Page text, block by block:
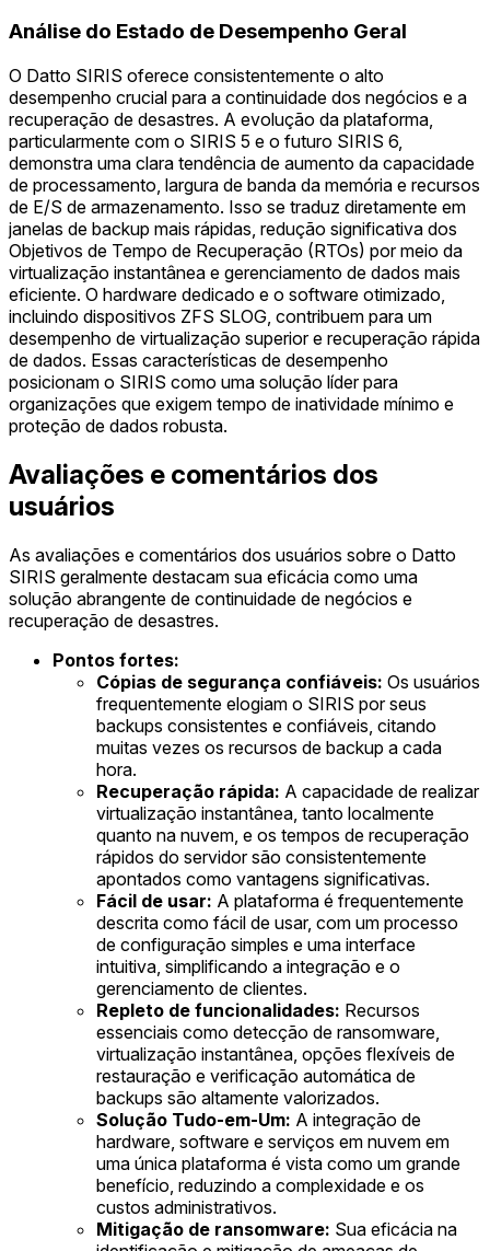
Análise do Estado de Desempenho Geral
O Datto SIRIS oferece consistentemente o alto
desempenho crucial para a continuidade dos negócios e a
recuperação de desastres. A evolução da plataforma,
particularmente com o SIRIS 5 e o futuro SIRIS 6,
demonstra uma clara tendência de aumento da capacidade
de processamento, largura de banda da memória e recursos
de E/S de armazenamento. Isso se traduz diretamente em
janelas de backup mais rápidas, redução significativa dos
Objetivos de Tempo de Recuperação (RTOs) por meio da
virtualização instantânea e gerenciamento de dados mais
eficiente. O hardware dedicado e o software otimizado,
incluindo dispositivos ZFS SLOG, contribuem para um
desempenho de virtualização superior e recuperação rápida
de dados. Essas características de desempenho
posicionam o SIRIS como uma solução líder para
organizações que exigem tempo de inatividade mínimo e
proteção de dados robusta.
Avaliações e comentários dos
usuários
As avaliações e comentários dos usuários sobre o Datto
SIRIS geralmente destacam sua eficácia como uma
solução abrangente de continuidade de negócios e
recuperação de desastres.
Pontos fortes:
Cópias de segurança confiáveis: Os usuários
frequentemente elogiam o SIRIS por seus
backups consistentes e confiáveis, citando
muitas vezes os recursos de backup a cada
hora.
Recuperação rápida: A capacidade de realizar
virtualização instantânea, tanto localmente
quanto na nuvem, e os tempos de recuperação
rápidos do servidor são consistentemente
apontados como vantagens significativas.
Fácil de usar: A plataforma é frequentemente
descrita como fácil de usar, com um processo
de configuração simples e uma interface
intuitiva, simplificando a integração e o
gerenciamento de clientes.
Repleto de funcionalidades: Recursos
essenciais como detecção de ransomware,
virtualização instantânea, opções flexíveis de
restauração e verificação automática de
backups são altamente valorizados.
Solução Tudo-em-Um: A integração de
hardware, software e serviços em nuvem em
uma única plataforma é vista como um grande
benefício, reduzindo a complexidade e os
custos administrativos.
Mitigação de ransomware: Sua eficácia na